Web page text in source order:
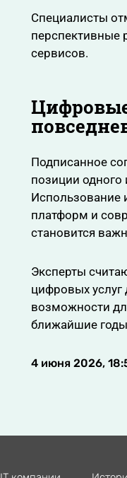
Специалисты
перспективные
сервисов.
Подписанное
позиции одного
Использование
платформ и
становится
Эксперты
цифровых услуг
возможности
ближайшие
4 июня 2026,